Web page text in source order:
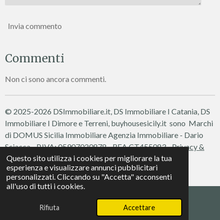
Questo sito utilizza i cookies per migliorare la tua
esperienza e visualizzare annunci pubblicitari
personalizzati. Cliccando su "Accetta" acconsenti
all'uso di tutti i cookies.
Rifiuta Accettare
Invia commento
Commenti
Non ci sono ancora commenti.
© 2025-2026 DSImmobiliare.it, DS Immobiliare I Catania, DS
Immobiliare I Dimore e Terreni, buyhousesicily.it sono Marchi
di DOMUS Sicilia ImmobiliareAgenzia Immobiliare - Dario
Sciacca - P.IVA: 05907020878 - REA CT455083 -Privacy &
Cookie Policy
Fornito daWebador
Telefono WhatsApp